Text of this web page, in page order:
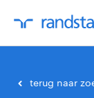
terug naar